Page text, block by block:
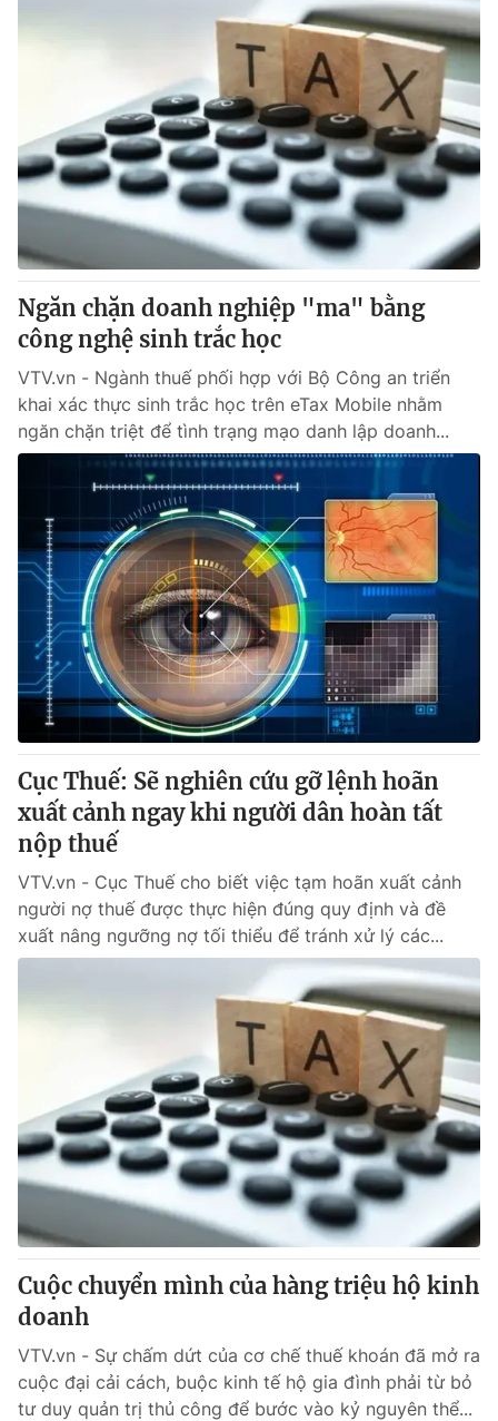
Ngăn chặn doanh nghiệp "ma" bằng
công nghệ sinh trắc học
VTV.vn - Ngành thuế phối hợp với Bộ Công an triển
khai xác thực sinh trắc học trên eTax Mobile nhằm
ngăn chặn triệt để tình trạng mạo danh lập doanh...
Cục Thuế: Sẽ nghiên cứu gỡ lệnh hoãn
xuất cảnh ngay khi người dân hoàn tất
nộp thuế
VTV.vn - Cục Thuế cho biết việc tạm hoãn xuất cảnh
người nợ thuế được thực hiện đúng quy định và đề
xuất nâng ngưỡng nợ tối thiểu để tránh xử lý các...
Cuộc chuyển mình của hàng triệu hộ kinh
doanh
VTV.vn - Sự chấm dứt của cơ chế thuế khoán đã mở ra
cuộc đại cải cách, buộc kinh tế hộ gia đình phải từ bỏ
tư duy quản trị thủ công để bước vào kỷ nguyên thể...